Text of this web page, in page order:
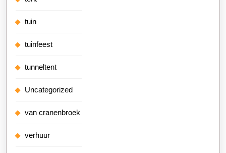
tuin
tuinfeest
tunneltent
Uncategorized
van cranenbroek
verhuur